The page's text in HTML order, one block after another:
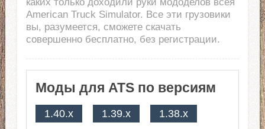
American Truck Simulator. Все эти грузовики
вы, разумеется, сможете скачать
совершенно бесплатно, без регистрации.
Моды для ATS по версиям
1.40.x 1.39.x 1.38.x